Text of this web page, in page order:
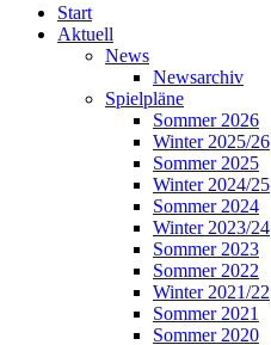
Start
Aktuell
News
Newsarchiv
Spielpläne
Sommer 2026
Winter 2025/26
Sommer 2025
Winter 2024/25
Sommer 2024
Winter 2023/24
Sommer 2023
Sommer 2022
Winter 2021/22
Sommer 2021
Sommer 2020